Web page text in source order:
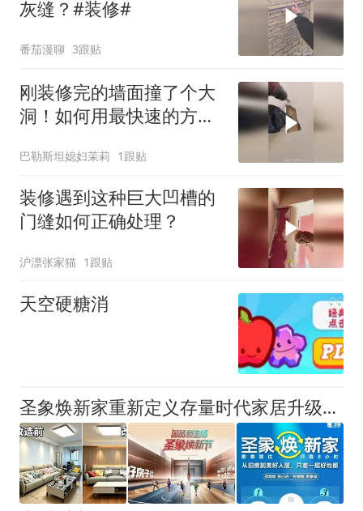
灰缝？#装修#
番茄漫聊 3跟贴
刚装修完的墙面撞了个大
洞！如何用最快速的方法
巴勒斯坦媳妇茉莉 1跟贴
装修遇到这种巨大凹槽的
门缝如何正确处理？
沪漂张家猫 1跟贴
天空硬糖消
圣象焕新家重新定义存量时代家居升级逻辑，筑牢说换就换的底气！